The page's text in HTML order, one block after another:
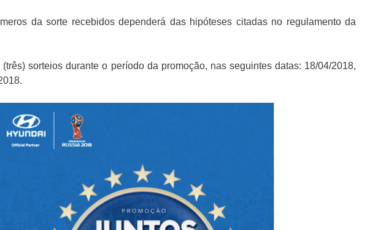
da sorte recebidos dependerá das hipóteses citadas no regulamento da
sorteios durante o período da promoção, nas seguintes datas: 18/04/2018,